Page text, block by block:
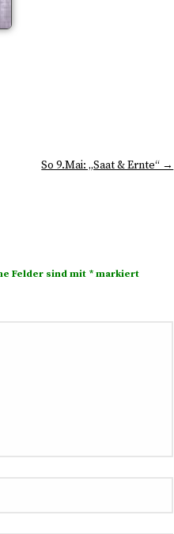
So 9.Mai: „Saat & Ernte“ →
Felder sind mit * markiert